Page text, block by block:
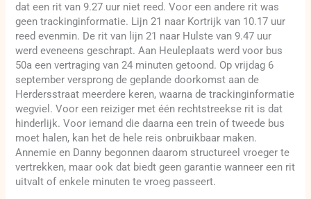
dat een rit van 9.27 uur niet reed. Voor een andere rit was
geen trackinginformatie. Lijn 21 naar Kortrijk van 10.17 uur
reed evenmin. De rit van lijn 21 naar Hulste van 9.47 uur
werd eveneens geschrapt. Aan Heuleplaats werd voor bus
50a een vertraging van 24 minuten getoond. Op vrijdag 6
september versprong de geplande doorkomst aan de
Herdersstraat meerdere keren, waarna de trackinginformatie
wegviel. Voor een reiziger met één rechtstreekse rit is dat
hinderlijk. Voor iemand die daarna een trein of tweede bus
moet halen, kan het de hele reis onbruikbaar maken.
Annemie en Danny begonnen daarom structureel vroeger te
vertrekken, maar ook dat biedt geen garantie wanneer een rit
uitvalt of enkele minuten te vroeg passeert.